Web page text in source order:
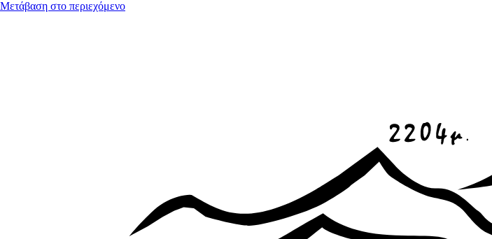
Μετάβαση στο περιεχόμενο